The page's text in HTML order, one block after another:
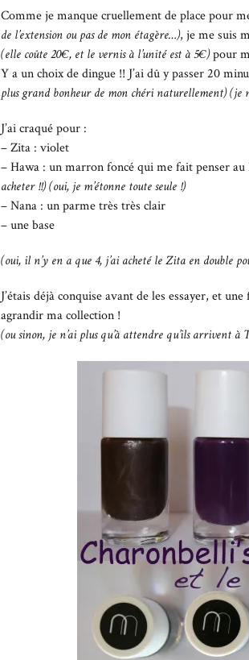
Comme je manque cruellement de place pour
de l’extension ou pas de mon étagère…), je me suis
(elle coûte 20€, et le vernis à l’unité est à 5€)pour
Y a un choix de dingue !! J’ai dû y passer 20
plus grand bonheur de mon chéri naturellement) (je
J’ai craqué pour :
– Zita : violet
– Hawa : un marron foncé qui me fait penser
acheter !!) (oui, je m’étonne toute seule !)
– Nana : un parme très très clair
– une base
(oui, il n’y en a que 4, j’ai acheté le Zita en double
J’étais déjà conquise avant de les essayer, et
agrandir ma collection !
(ou sinon, je n’ai plus qu’à attendre qu’ils arrivent à